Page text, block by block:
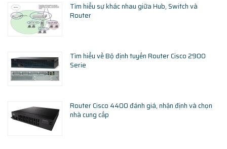
Tìm hiểu sự khác nhau giữa Hub, Switch và
Router
Tìm hiểu về Bộ định tuyến Router Cisco 2900
Serie
Router Cisco 4400 đánh giá, nhận định và chọn
nhà cung cấp